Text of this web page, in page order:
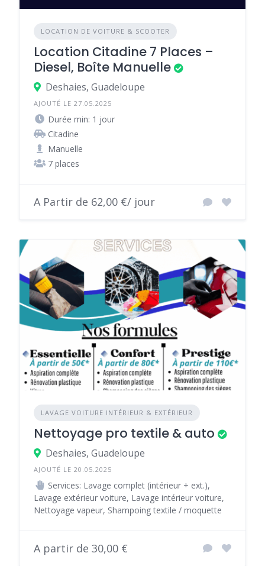
LOCATION DE VOITURE & SCOOTER
Location Citadine 7 Places –
Diesel, Boîte Manuelle
Deshaies, Guadeloupe
AJOUTÉ LE 27.05.2025
Durée min: 1 jour
Citadine
Manuelle
7 places
A Partir de 62,00 €/ jour
LAVAGE VOITURE INTÉRIEUR & EXTÉRIEUR
Nettoyage pro textile & auto
Deshaies, Guadeloupe
AJOUTÉ LE 20.05.2025
Services: Lavage complet (intérieur + ext.),
Lavage extérieur voiture, Lavage intérieur voiture,
Nettoyage vapeur, Shampoing textile / moquette
A partir de 30,00 €